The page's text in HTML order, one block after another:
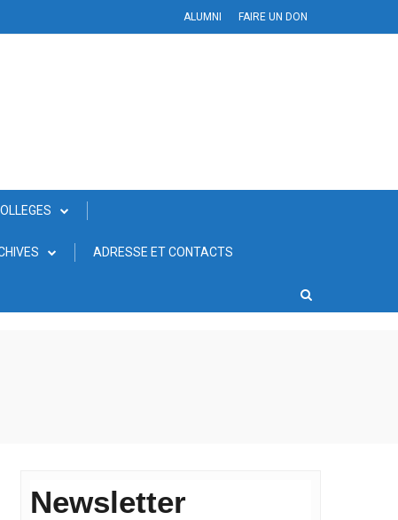
ALUMNI FAIRE UN DON
ADRESSE ET CONTACTS
Newsletter